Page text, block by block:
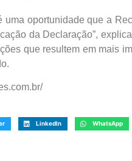
uma oportunidade que a
da Declaração”,
que resultem em mais
LinkedIn WhatsApp